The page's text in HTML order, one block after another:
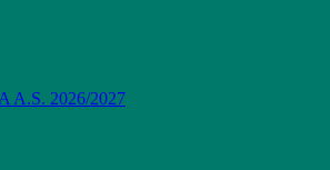
A.S. 2026/2027